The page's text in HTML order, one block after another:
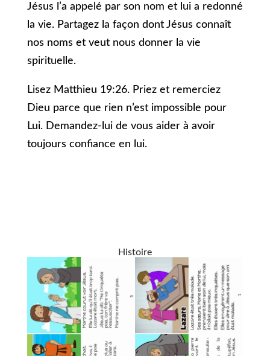
Jésus l’a appelé par son nom et lui a redonné
la vie. Partagez la façon dont Jésus connaît
nos noms et veut nous donner la vie
spirituelle.
Lisez Matthieu 19:26. Priez et remerciez
Dieu parce que rien n’est impossible pour
Lui. Demandez-lui de vous aider à avoir
toujours confiance en lui.
Histoire